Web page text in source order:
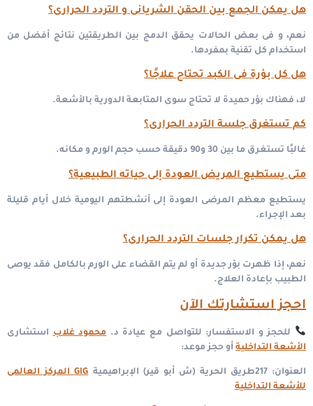
هل يمكن الجمع بين الحقن الشريانى و التردد الحرارى؟
نعم، و فى بعض الحالات يحقق الدمج بين الطريقتين نتائج أفضل من
استخدام كل تقنية بمفردها.
هل كل بؤرة فى الكبد تحتاج علاجًا؟
لا، فهناك بؤر حميدة لا تحتاج سوى المتابعة الدورية بالأشعة.
كم تستغرق جلسة التردد الحرارى؟
غالبًا تستغرق ما بين 30 و90 دقيقة حسب حجم الورم و مكانه.
متى يستطيع المريض العودة إلى حياته الطبيعية؟
يستطيع معظم المرضى العودة إلى أنشطتهم اليومية خلال أيام قليلة
بعد الإجراء.
هل يمكن تكرار جلسات التردد الحرارى؟
نعم، إذا ظهرت بؤر جديدة أو لم يتم القضاء على الورم بالكامل فقد يوصى
الطبيب بإعادة العلاج.
احجز استشارتك الآن
للحجز و الاستفسار: للتواصل مع عيادة د.محمود غلاباستشارى
الأشعة التداخلية أو حجز موعد:
العنوان: 217طريق الحرية (ش أبو قير) الإبراهيمية
GIG المركز العالمى
للأشعة التداخلية